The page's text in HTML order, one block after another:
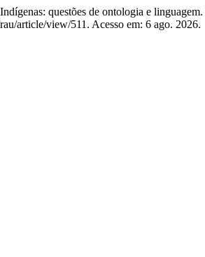
questões de ontologia e linguagem.
article/view/511. Acesso em: 6 ago. 2026.